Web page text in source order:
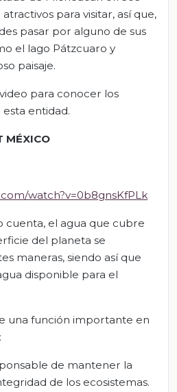
para visitar, así que,
pasar por alguno de sus
el lago Pátzcuaro y
paisaje.
para conocer los
esta entidad.
MÉXICO
watch?v=0b8gnsKfPLk
cuenta, el agua que cubre
del planeta se
maneras, siendo así que
disponible para el
una función importante en
de mantener la
de los ecosistemas.